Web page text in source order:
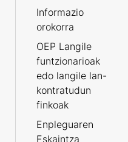
Informazio
orokorra
OEP Langile
funtzionarioak
edo langile lan-
kontratudun
finkoak
Enpleguaren
Eskaintza